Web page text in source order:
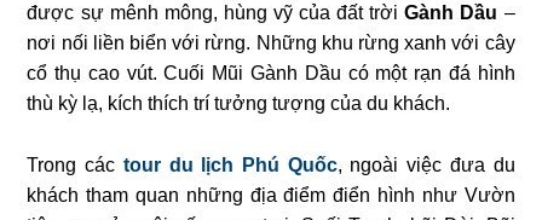
được sự mênh mông, hùng vỹ của đất trờiGành Dầu –
nơi nối liền biển với rừng. Những khu rừng xanh với cây
cổ thụ cao vút. Cuối Mũi Gành Dầu có một rạn đá hình
thù kỳ lạ, kích thích trí tưởng tượng của du khách.
Trong các tour du lịch Phú Quốc, ngoài việc đưa du
khách tham quan những địa điểm điển hình như Vườn